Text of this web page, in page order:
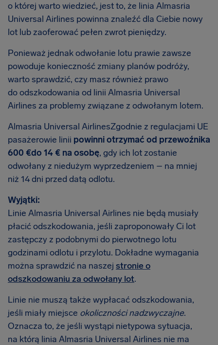
o której warto wiedzieć, jest to, że linia Almasria
Universal Airlines powinna znaleźć dla Ciebie nowy
lot lub zaoferować pełen zwrot pieniędzy.
Ponieważ jednak odwołanie lotu prawie zawsze
powoduje konieczność zmiany planów podróży,
warto sprawdzić, czy masz również prawo
do odszkodowania od linii Almasria Universal
Airlines za problemy związane z odwołanym lotem.
Almasria Universal AirlinesZgodnie z regulacjami UE
pasażerowie linii powinni otrzymać od przewoźnika
600 €do 14 € na osobę, gdy ich lot zostanie
odwołany z niedużym wyprzedzeniem – na mniej
niż 14 dni przed datą odlotu.
Wyjątki:
Linie Almasria Universal Airlines nie będą musiały
płacić odszkodowania, jeśli zaproponowały Ci lot
zastępczy z podobnymi do pierwotnego lotu
godzinami odlotu i przylotu. Dokładne wymagania
można sprawdzić na naszej stronie o
odszkodowaniu za odwołany lot.
Linie nie muszą także wypłacać odszkodowania,
jeśli miały miejsce okoliczności nadzwyczajne.
Oznacza to, że jeśli wystąpi nietypowa sytuacja,
na którą linia Almasria Universal Airlines nie ma